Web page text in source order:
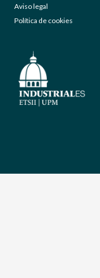
Aviso legal
Política de cookies